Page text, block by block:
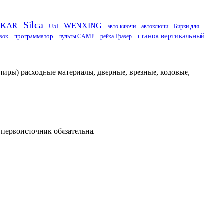
Silca U5I WENXING авто ключи автоключи
Бирки для
программатор пульты CAME рейка Гравер станок вертикальный
расходные материалы, дверные, врезные, кодовые,
обязательна.